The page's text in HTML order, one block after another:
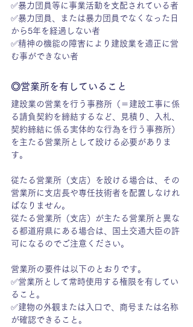
✅暴力団員等に事業活動を支配されている者
✅暴力団員、または暴力団員でなくなった日
から5年を経過しない者
✅精神の機能の障害により建設業を適正に営
む事ができない者
◎営業所を有していること
建設業の営業を行う事務所（＝建設工事に係
る請負契約を締結するなど、見積り、入札、
契約締結に係る実体的な行為を行う事務所）
を主たる営業所として設ける必要がありま
す。
従たる営業所（支店）を設ける場合は、その
営業所に支店長や専任技術者を配置しなけれ
ばなりません。
従たる営業所（支店）が主たる営業所と異な
る都道府県にある場合は、国土交通大臣の許
可になるのでご注意ください。
営業所の要件は以下のとおりです。
✅営業所として常時使用する権限を有してい
ること。
✅建物の外観または入口で、商号または名称
が確認できること。